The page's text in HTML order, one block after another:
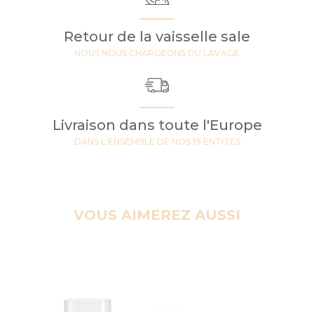
Retour de la vaisselle sale
NOUS NOUS CHARGEONS DU LAVAGE
Livraison dans toute l'Europe
DANS L'ENSEMBLE DE NOS 19 ENTITES
VOUS AIMEREZ AUSSI